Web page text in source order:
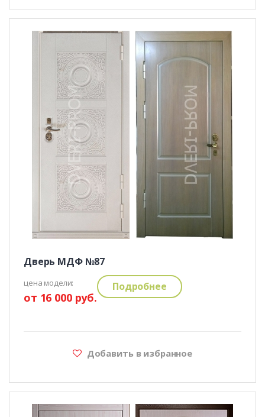
Дверь МДФ №87
цена модели:
от 16 000 руб.
Подробнее
Добавить в избранное